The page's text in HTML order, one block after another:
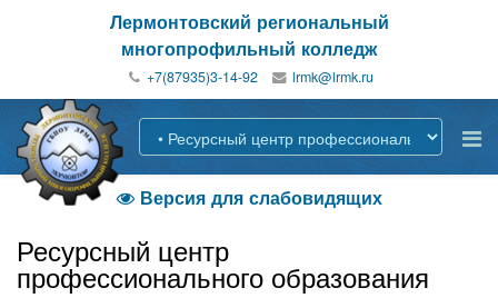
Лермонтовский региональный
многопрофильный колледж
+7(87935)3-14-92
Версия для слабовидящих
Ресурсный центр
профессионального образования